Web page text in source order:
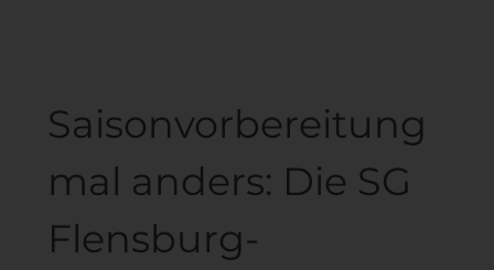
Saisonvorbereitung
mal anders: Die SG
Flensburg-